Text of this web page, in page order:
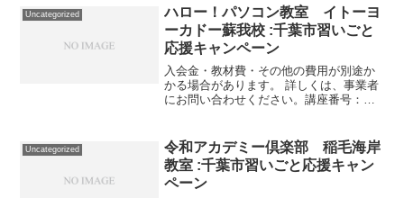
対象講座番号：1672-0...
Uncategorized
ハロー！パソコン教室 イトーヨ
ーカドー蘇我校 :千葉市習いごと
応援キャンペーン
入会金・教材費・その他の費用が別途か
かる場合があります。 詳しくは、事業者
にお問い合わせください。講座番号：
2022/03/31Win10パソコ...
Uncategorized
令和アカデミー倶楽部 稲毛海岸
教室 :千葉市習いごと応援キャン
ペーン